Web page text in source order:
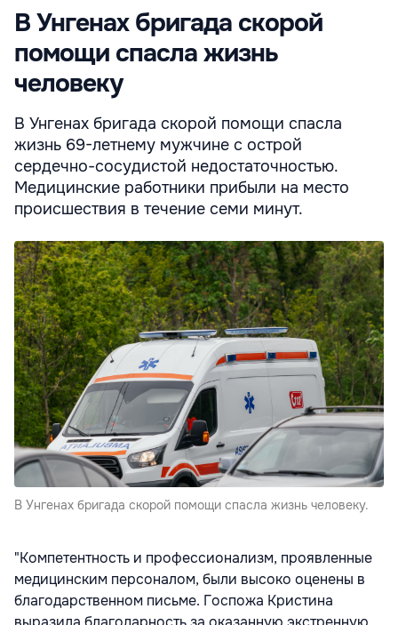
В Унгенах бригада скорой
помощи спасла жизнь
человеку
В Унгенах бригада скорой помощи спасла
жизнь 69-летнему мужчине с острой
сердечно-сосудистой недостаточностью.
Медицинские работники прибыли на место
происшествия в течение семи минут.
В Унгенах бригада скорой помощи спасла жизнь человеку.
"Компетентность и профессионализм, проявленные
медицинским персоналом, были высоко оценены в
благодарственном письме. Госпожа Кристина